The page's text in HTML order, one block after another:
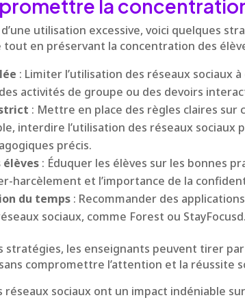
la
d’une utilisation excessive, voici quelques
tout en préservant la concentration des
: Limiter l’utilisation des réseaux sociaux
activités de groupe ou des devoirs
: Mettre en place des règles claires sur
interdire l’utilisation des réseaux sociaux
précis.
élèves : Éduquer les élèves sur les bonnes
harcèlement et l’importance de la
du temps : Recommander des
sociaux, comme Forest ou StayFocusd.
stratégies, les enseignants peuvent tirer
compromettre l’attention et la réussite
réseaux sociaux ont un impact indéniable